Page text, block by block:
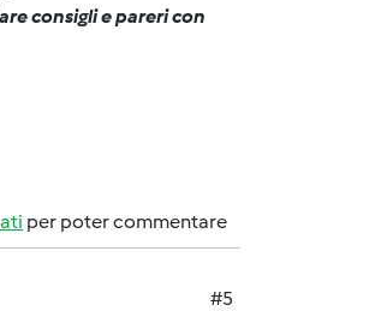
consigli e pareri con
per poter commentare
#5